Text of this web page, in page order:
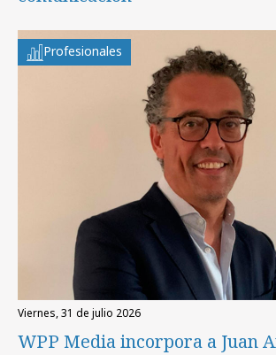
Profesionales
viernes, 31 de julio 2026
WPP Media incorpora a Juan